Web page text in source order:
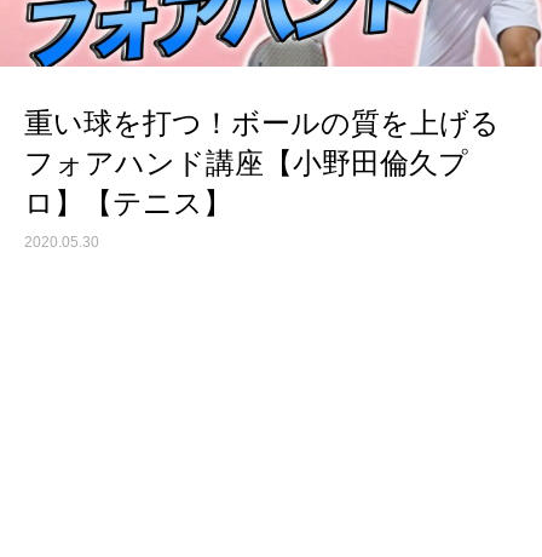
重い球を打つ！ボールの質を上げる
フォアハンド講座【小野田倫久プ
ロ】【テニス】
2020.05.30